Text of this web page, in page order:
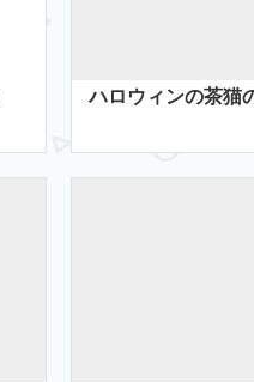
ハロウィンの茶猫